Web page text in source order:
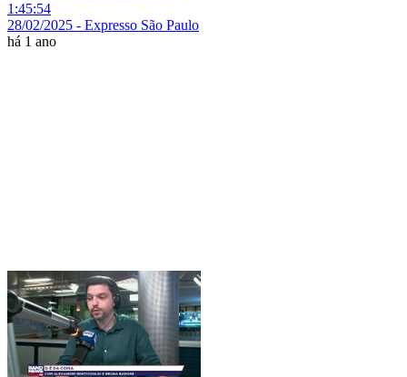
1:45:54
28/02/2025 - Expresso São Paulo
há 1 ano